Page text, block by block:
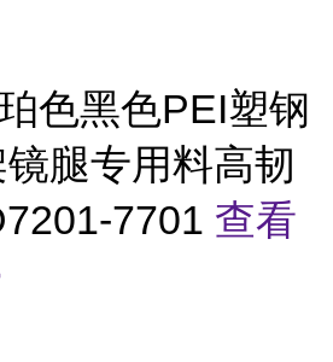
色黑色PEI塑钢
腿专用料高韧
7701 查看